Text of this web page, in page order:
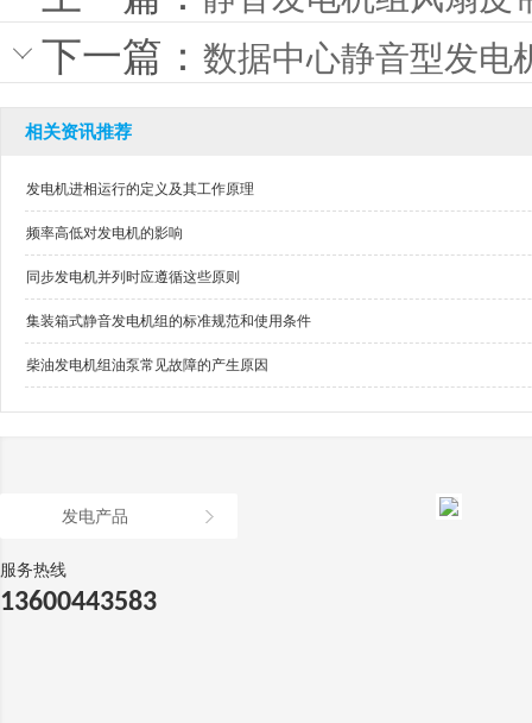
下一篇： 数据中心静音型发电
相关资讯推荐
发电机进相运行的定义及其工作原理
频率高低对发电机的影响
同步发电机并列时应遵循这些原则
集装箱式静音发电机组的标准规范和使用条件
柴油发电机组油泵常见故障的产生原因
发电产品
服务热线
13600443583